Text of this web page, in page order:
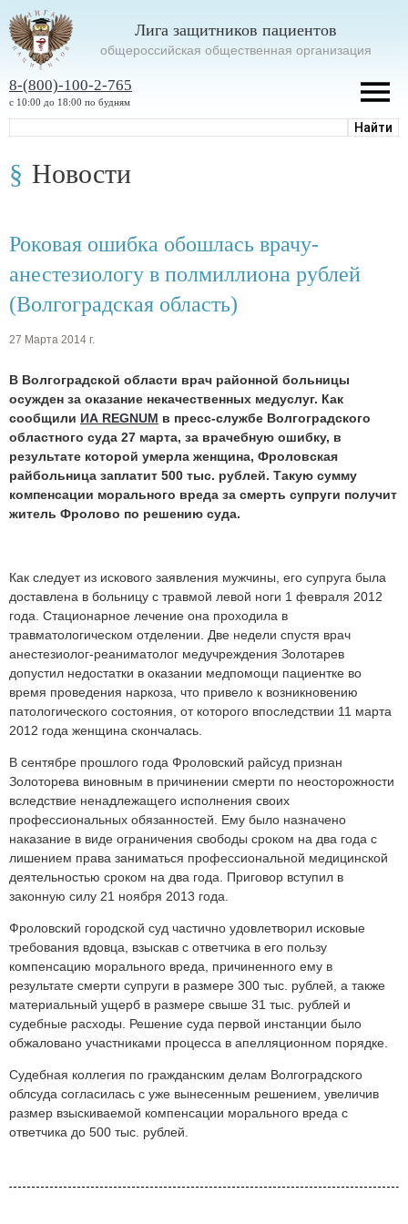
Лига защитников пациентов
oбщероссийская общественная организация
8-(800)-100-2-765
с 10:00 до 18:00 по будням
Новости
Роковая ошибка обошлась врачу-
анестезиологу в полмиллиона рублей
(Волгоградская область)
27 Марта 2014 г.
В Волгоградской области врач районной больницы
осужден за оказание некачественных медуслуг. Как
сообщили ИА REGNUM в пресс-службе Волгоградского
областного суда 27 марта, за врачебную ошибку, в
результате которой умерла женщина, Фроловская
райбольница заплатит 500 тыс. рублей. Такую сумму
компенсации морального вреда за смерть супруги получит
житель Фролово по решению суда.
Как следует из искового заявления мужчины, его супруга была
доставлена в больницу с травмой левой ноги 1 февраля 2012
года. Стационарное лечение она проходила в
травматологическом отделении. Две недели спустя врач
анестезиолог-реаниматолог медучреждения Золотарев
допустил недостатки в оказании медпомощи пациентке во
время проведения наркоза, что привело к возникновению
патологического состояния, от которого впоследствии 11 марта
2012 года женщина скончалась.
В сентябре прошлого года Фроловский райсуд признан
Золоторева виновным в причинении смерти по неосторожности
вследствие ненадлежащего исполнения своих
профессиональных обязанностей. Ему было назначено
наказание в виде ограничения свободы сроком на два года с
лишением права заниматься профессиональной медицинской
деятельностью сроком на два года. Приговор вступил в
законную силу 21 ноября 2013 года.
Фроловский городской суд частично удовлетворил исковые
требования вдовца, взыскав с ответчика в его пользу
компенсацию морального вреда, причиненного ему в
результате смерти супруги в размере 300 тыс. рублей, а также
материальный ущерб в размере свыше 31 тыс. рублей и
судебные расходы. Решение суда первой инстанции было
обжаловано участниками процесса в апелляционном порядке.
Судебная коллегия по гражданским делам Волгоградского
облсуда согласилась с уже вынесенным решением, увеличив
размер взыскиваемой компенсации морального вреда с
ответчика до 500 тыс. рублей.